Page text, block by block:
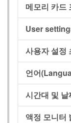
메모리 카드
User
사용자 설정
언어
시간대 및 날
액정 모니터